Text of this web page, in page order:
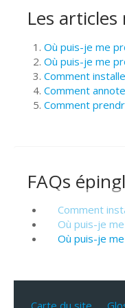
Les articles
Où puis-je me
Où puis-je me
Comment
Comment
Comment
FAQs
Comment
Où puis-je
Où puis-je
Carte du site